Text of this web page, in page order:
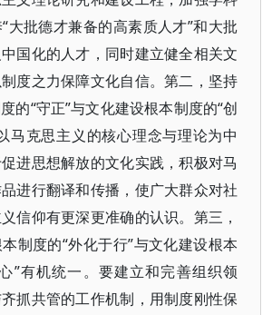
大批德才兼备的高素质人才”和大批
国化的人才，同时建立健全相关文
度之力保障文化自信。第二，坚持
的“守正”与文化建设根本制度的“创
马克思主义的核心理念与理论为中
进思想解放的文化实践，积极对马
进行翻译和传播，使广大群众对社
信仰有更深更准确的认识。第三，
制度的“外化于行”与文化建设根本
”有机统一。要建立和完善组织领
抓共管的工作机制，用制度刚性保